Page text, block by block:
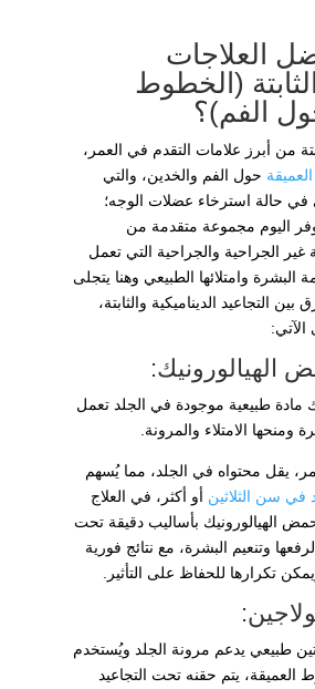
العلاجات
(الخطوط
الفم)؟
من أبرز علامات التقدم في العمر،
حول الفم والخدين، والتي
حالة استرخاء عضلات الوجه؛
اليوم مجموعة متقدمة من
غير الجراحية والجراحية التي تعمل
البشرة وامتلائها الطبيعي وهنا يتجلى
التجاعيد الديناميكية والثابتة،
الآتي:
مادة طبيعية موجودة في الجلد تعمل
الامتلاء والمرونة.
يقل محتواه في الجلد، مما يُسهم
في سن الثلاثين أو أكثر، في العلاج
الهيالورونيك بأساليب دقيقة تحت
وتنعيم البشرة، مع نتائج فورية
تكرارها للحفاظ على التأثير.
طبيعي يدعم مرونة الجلد ويُستخدم
العميقة، يتم حقنه تحت التجاعيد